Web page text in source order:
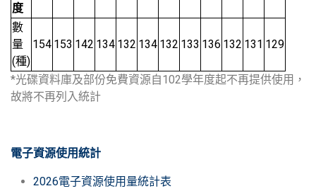
度
數
量
(種)
154 153 142 134 132 134 132 133 136 132 131 129
*光碟資料庫及部份免費資源自102學年度起不再提供使用，
故將不再列入統計
電子資源使用統計
2026電子資源使用量統計表